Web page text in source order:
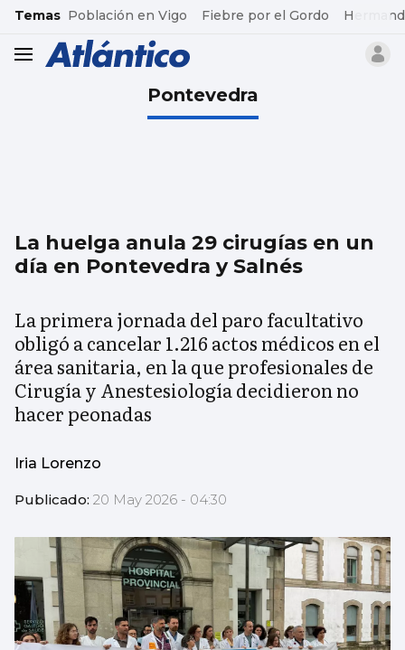
common.go-to-content
Temas Población en Vigo Fiebre por el Gordo
header.menu.open
Pontevedra
La huelga anula 29 cirugías en un
día en Pontevedra y Salnés
La primera jornada del paro facultativo
obligó a cancelar 1.216 actos médicos en el
área sanitaria, en la que profesionales de
Cirugía y Anestesiología decidieron no
hacer peonadas
Iria Lorenzo
Publicado: 20 May 2026 - 04:30